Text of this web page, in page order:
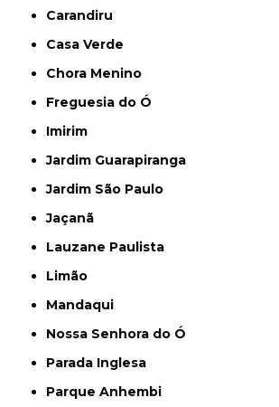
Carandiru
Casa Verde
Chora Menino
Freguesia do Ó
Imirim
Jardim Guarapiranga
Jardim São Paulo
Jaçanã
Lauzane Paulista
Limão
Mandaqui
Nossa Senhora do Ó
Parada Inglesa
Parque Anhembi